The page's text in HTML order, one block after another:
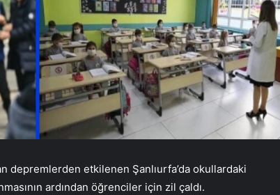
depremlerden etkilenen Şanlıurfa’da okullardaki
ardından öğrenciler için zil çaldı.